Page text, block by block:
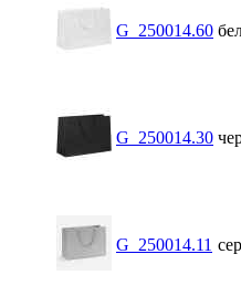
G_250014.60
G_250014.30
G_250014.11